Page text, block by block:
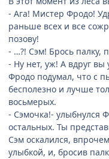
- Ага! Мистер Фродо!
раньше всех и все
позову!
- …?! Сэм! Брось палку,
- Ну нет, уж! А вдруг вы
Фродо подумал, что с
бесполезно и лучше
восьмерых.
- Сэмочка!- улыбнулся
остальных. Ты
Сэм оскалился,
улыбкой, и, бросив